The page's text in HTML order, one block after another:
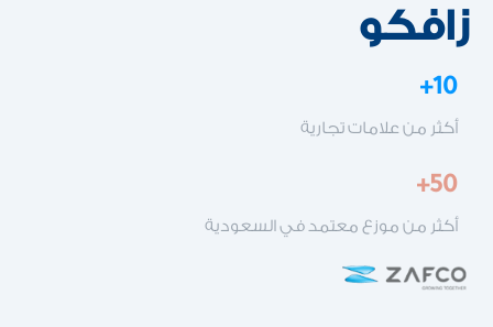
زافكو
10+
أكثر من علامات تجارية
50+
أكثر من موزع معتمد في السعودية